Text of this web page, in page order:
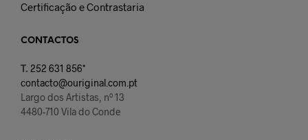
Certificação e Contrastaria
CONTACTOS
T. 252 631 856*
contacto@ouriginal.com.pt
Largo dos Artistas, nº 13
4480-710 Vila do Conde